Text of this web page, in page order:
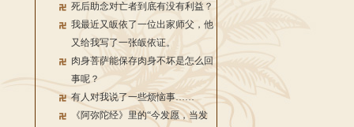
死后助念对亡者到底有没有利益？
我最近又皈依了一位出家师父，他
又给我写了一张皈依证。
肉身菩萨能保存肉身不坏是怎么回
事呢？
有人对我说了一些烦恼事……
《阿弥陀经》里的“今发愿，当发